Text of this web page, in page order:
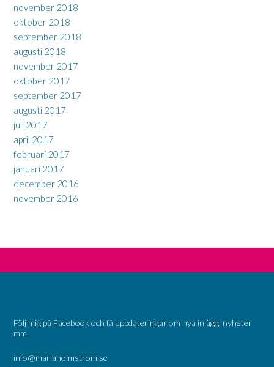
november 2018
oktober 2018
september 2018
augusti 2018
november 2017
oktober 2017
september 2017
augusti 2017
juli 2017
april 2017
februari 2017
januari 2017
december 2016
november 2016
Följ mig på Facebook och få uppdateringar om nya inlägg, nyheter
mm.
info@mariaholmstrom.se